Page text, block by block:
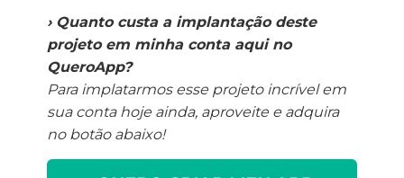
› Quanto custa a implantação deste
projeto em minha conta aqui no
QueroApp?
Para implatarmos esse projeto incrível em
sua conta hoje ainda, aproveite e adquira
no botão abaixo!